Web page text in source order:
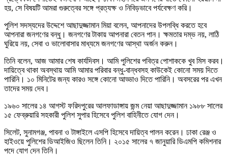
হয়, সে বিষয়টি আমরা গুরুত্বের সঙ্গে প্রত্যক্ষ ও নিবিড়ভাবে পর্যবেক্ষণ করি।
পুলিশ সদস্যদের উদ্দেশে আছাদুজ্জামান মিয়া বলেন, আপনাদের উপলব্ধি করতে হবে
আপনারা জনগণের বন্ধু। জনগণের টাকায় আপনারা বেতন পান। ক্ষমতার দম্ভ নয়, লাঠি
ঘুরিয়ে নয়, সেবা ও ভালোবাসার মাধ্যমে জনগণের আস্থা অর্জন করুন।
তিনি বলেন, আজ আমার শেষ কার্যদিবস। আমি পুলিশের পবিত্র পোশাককে খুব মিস করব।
দায়িত্বে থাকা অবস্থায় আমি আমার পরিবার বন্ধু-বান্ধবসহ কাউকেই কোনো সময় দিতে
পারিনি। ১০ মিনিটের জন্য কারও সঙ্গে কোনো আড্ডাও দিতে পারিনি। অবসরের পর এখন
তাদের সময় দেব।
১৯৬০ সালের ১৪ আগস্ট ফরিদপুরের আলফাডাঙ্গায় জন্ম নেয়া আছাদুজ্জামান ১৯৮৮ সালের
১৫ ফেব্রুয়ারি সহকারী পুলিশ সুপার হিসেবে পুলিশ বাহিনীতে যোগ দেন।
সিলেট, সুনামগঞ্জ, পাবনা ও টাঙ্গাইলে এসপি হিসেবে দায়িত্ব পালন করেন। ঢাকা রেঞ্জ ও
হাইওয়ে পুলিশের ডিআইজিও ছিলেন তিনি। ২০১৫ সালের ৭ জানুয়ারি ডিএমপি কমিশনার
পদে যোগ দেন তিনি।